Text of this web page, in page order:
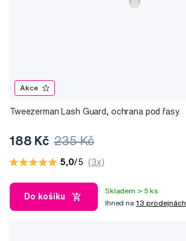
Akce
Tweezerman Lash Guard, ochrana pod řasy
188 Kč 235 Kč
5,0/5 (3x)
Do košíku
Skladem > 5 ks
Ihned na 13 prodejnách